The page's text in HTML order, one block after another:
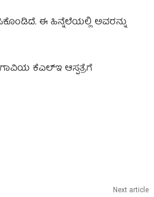
ಈ ಹಿನ್ನೆಲೆಯಲ್ಲಿ ಅವರನ್ನು
ಕೆಎಲ್‌ಇ ಆಸ್ಪತ್ರೆಗೆ
Next article